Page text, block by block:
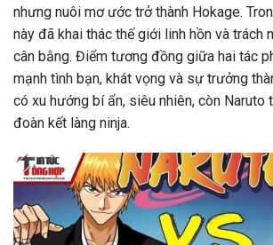
nhưng nuôi mơ ước trở thành Hokage.
này đã khai thác thế giới linh hồn và trách
cân bằng. Điểm tương đồng giữa hai tác
mạnh tình bạn, khát vọng và sự trưởng
có xu hướng bí ẩn, siêu nhiên, còn Naruto
đoàn kết làng ninja.